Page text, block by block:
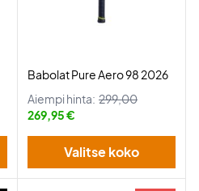
Babolat Pure Aero 98 2026
Aiempi hinta: 299,00
269,95 €
Valitse koko